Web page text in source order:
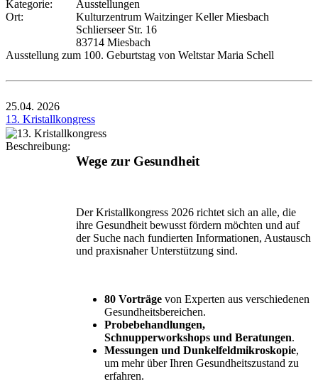
Kategorie:
Ausstellungen
Ort:
Kulturzentrum Waitzinger Keller Miesbach
Schlierseer Str. 16
83714 Miesbach
Ausstellung zum 100. Geburtstag von Weltstar Maria Schell
25.04. 2026
13. Kristallkongress
Beschreibung:
Wege zur Gesundheit
Der Kristallkongress 2026 richtet sich an alle, die
ihre Gesundheit bewusst fördern möchten und auf
der Suche nach fundierten Informationen, Austausch
und praxisnaher Unterstützung sind.
80 Vorträge von Experten aus verschiedenen
Gesundheitsbereichen.
Probebehandlungen,
Schnupperworkshops und Beratungen.
Messungen und Dunkelfeldmikroskopie,
um mehr über Ihren Gesundheitszustand zu
erfahren.